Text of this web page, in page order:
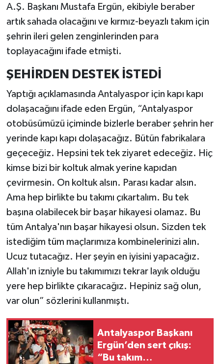
A.Ş. Başkanı Mustafa Ergün, ekibiyle beraber
artık sahada olacağını ve kırmız-beyazlı takım için
şehrin ileri gelen zenginlerinden para
toplayacağını ifade etmişti.
ŞEHİRDEN DESTEK İSTEDİ
Yaptığı açıklamasında Antalyaspor için kapı kapı
dolaşacağını ifade eden Ergün, “Antalyaspor
otobüsümüzü içiminde bizlerle beraber şehrin her
yerinde kapı kapı dolaşacağız. Bütün fabrikalara
geçeceğiz. Hepsini tek tek ziyaret edeceğiz. Hiç
kimse bizi bir koltuk almak yerine kapıdan
çevirmesin. On koltuk alsın. Parası kadar alsın.
Ama hep birlikte bu takımı çıkartalım. Bu tek
başına olabilecek bir başar hikayesi olamaz. Bu
tüm Antalya'nın başar hikayesi olsun. Sizden tek
istediğim tüm maçlarımıza kombinelerinizi alın.
Ucuz tutacağız. Her şeyin en iyisini yapacağız.
Allah'ın izniyle bu takımımızı tekrar layık olduğu
yere hep birlikte çıkaracağız. Hepiniz sağ olun,
var olun” sözlerini kullanmıştı.
Antalyaspor Başkanı
Ergün’den sert çıkış:
“Bu takım